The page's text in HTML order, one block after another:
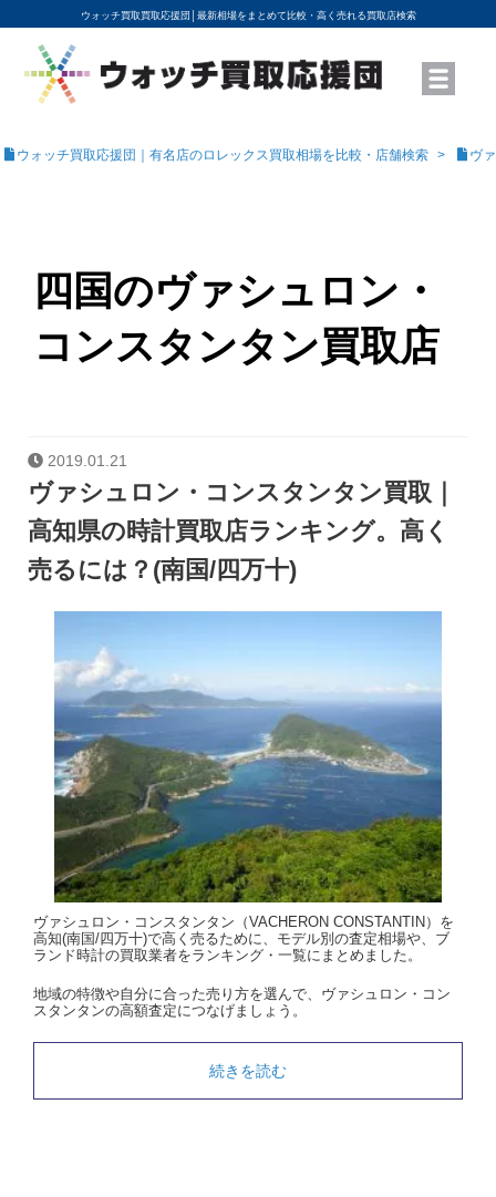
ウォッチ買取買取応援団│ 最新相場をまとめて比較・高く売れる買取店検索
YouTubeで動画を公開中
ROLEXモデル名から買取相場を調べる
高級時計ブランド名から買取相場を調べる
地域から買取店を探す
店舗名から買取店を探す
ブランド時計を高く売る方法
買取査定を依頼する
ウォッチ買取応援団｜有名店のロレックス買取相場を比較・店舗検索 ヴ
四国のヴァシュロン・
コンスタンタン買取店
2019.01.21
ヴァシュロン・コンスタンタン買取｜
高知県の時計買取店ランキング。高く
売るには？(南国/四万十)
ヴァシュロン・コンスタンタン（VACHERON CONSTANTIN）を
高知(南国/四万十)で高く売るために、モデル別の査定相場や、ブ
ランド時計の買取業者をランキング・一覧にまとめました。
地域の特徴や自分に合った売り方を選んで、ヴァシュロン・コン
スタンタンの高額査定につなげましょう。
続きを読む